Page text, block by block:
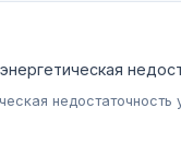
недостаточность